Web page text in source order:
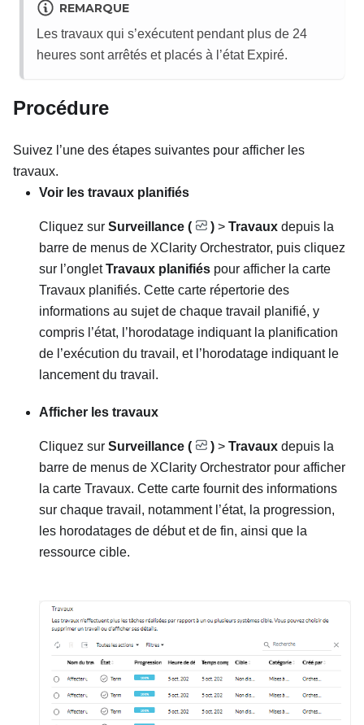
REMARQUE
Les travaux qui s’exécutent pendant plus de 24
heures sont arrêtés et placés à l’état Expiré.
Procédure
Suivez l’une des étapes suivantes pour afficher les
travaux.
Voir les travaux planifiés
Cliquez sur Surveillance ( ) > Travaux depuis la
barre de menus de XClarity Orchestrator, puis cliquez
sur l’ongletTravaux planifiés pour afficher la carte
Travaux planifiés. Cette carte répertorie des
informations au sujet de chaque travail planifié, y
compris l’état, l’horodatage indiquant la planification
de l’exécution du travail, et l’horodatage indiquant le
lancement du travail.
Afficher les travaux
Cliquez sur Surveillance ( ) > Travaux depuis la
barre de menus de XClarity Orchestrator pour afficher
la carte Travaux. Cette carte fournit des informations
sur chaque travail, notamment l’état, la progression,
les horodatages de début et de fin, ainsi que la
ressource cible.